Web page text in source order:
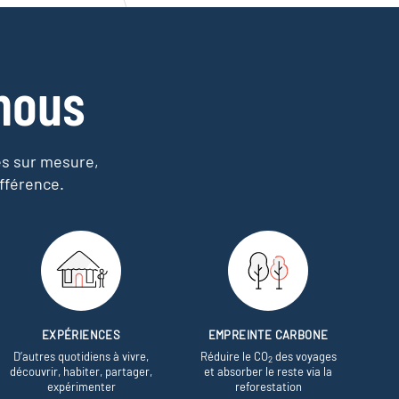
sur mesure,
EXPÉRIENCES
D’autres quotidiens à vivre,
découvrir, habiter, partager,
expérimenter
EMPREINTE CARBONE
Réduire le CO2des voyages
et absorber le reste via la
reforestation